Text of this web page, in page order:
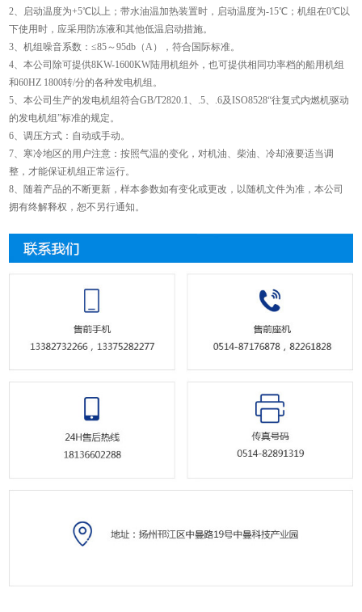
2、启动温度为+5℃以上；带水油温加热装置时，启动温度为-15℃；机组在0℃以
下使用时，应采用防冻液和其他低温启动措施。
3、机组噪音系数：≤85～95db（A），符合国际标准。
4、本公司除可提供8KW-1600KW陆用机组外，也可提供相同功率档的船用机组
和60HZ 1800转/分的各种发电机组。
5、本公司生产的发电机组符合GB/T2820.1、.5、.6及ISO8528“往复式内燃机驱动
的发电机组”标准的规定。
6、调压方式：自动或手动。
7、寒冷地区的用户注意：按照气温的变化，对机油、柴油、冷却液要适当调
整，才能保证机组正常运行。
8、随着产品的不断更新，样本参数如有变化或更改，以随机文件为准，本公司
拥有终解释权，恕不另行通知。